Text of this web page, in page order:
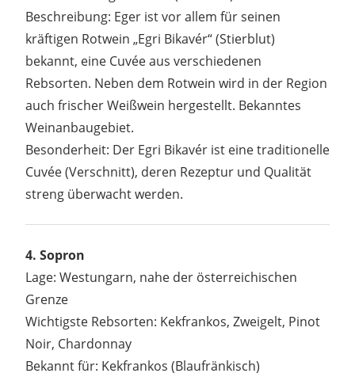
Beschreibung: Eger ist vor allem für seinen
kräftigen Rotwein „Egri Bikavér“ (Stierblut)
bekannt, eine Cuvée aus verschiedenen
Rebsorten. Neben dem Rotwein wird in der Region
auch frischer Weißwein hergestellt. Bekanntes
Weinanbaugebiet.
Besonderheit: Der Egri Bikavér ist eine traditionelle
Cuvée (Verschnitt), deren Rezeptur und Qualität
streng überwacht werden.
4. Sopron
Lage: Westungarn, nahe der österreichischen
Grenze
Wichtigste Rebsorten: Kekfrankos, Zweigelt, Pinot
Noir, Chardonnay
Bekannt für: Kekfrankos (Blaufränkisch)